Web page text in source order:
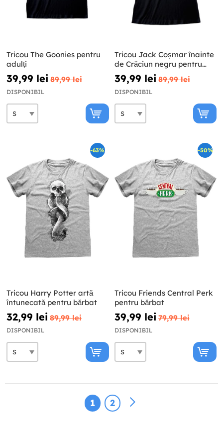
Tricou The Goonies pentru
adulți
39,99 lei 89,99 lei
DISPONIBIL
Tricou Jack Coșmar înainte
de Crăciun negru pentru
femeie
39,99 lei 89,99 lei
DISPONIBIL
-63%
Tricou Harry Potter artă
întunecată pentru bărbat
32,99 lei 89,99 lei
DISPONIBIL
-50%
Tricou Friends Central Perk
pentru bărbat
39,99 lei 79,99 lei
DISPONIBIL
1 2